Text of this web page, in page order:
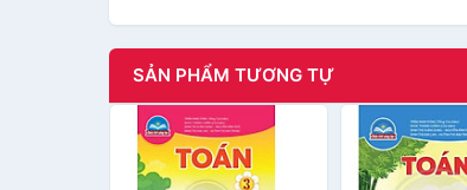
SẢN PHẨM TƯƠNG TỰ